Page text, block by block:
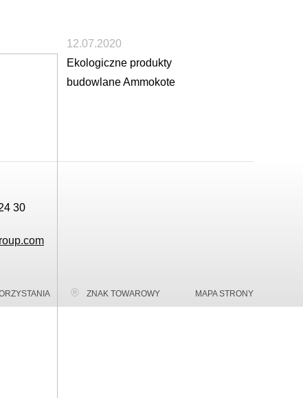
12.07.2020
Ekologiczne produkty
budowlane Ammokote
30
ZNAK TOWAROWY MAPA STRONY